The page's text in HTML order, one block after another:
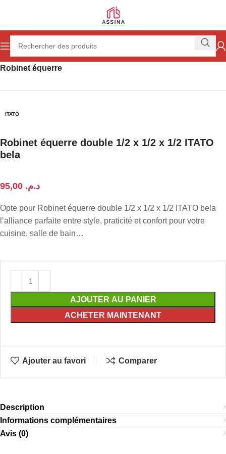
Accueil Plomberie Distribution de l'eau Robinetterie
Robinet équerre
ITATO
Robinet équerre double 1/2 x 1/2 x 1/2 ITATO
bela
د.م.
Opte pour Robinet équerre double 1/2 x 1/2 x 1/2 ITATO bela
l’alliance parfaite entre style, praticité et confort pour votre
cuisine, salle de bain…
AJOUTER AU PANIER
ACHETER MAINTENANT
Ajouter au favori Comparer
Description
Informations complémentaires
Avis (0)